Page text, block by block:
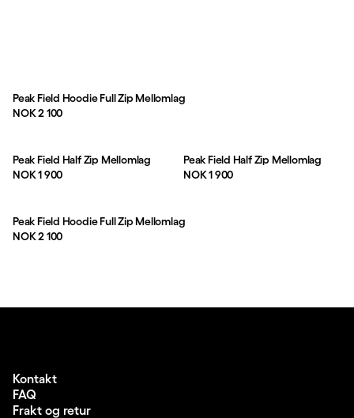
Peak Field Hoodie Full Zip Mellomlag
Pris:
NOK 2 100
Peak Field Half Zip Mellomlag
Pris:
NOK 1 900
Peak Field Half Zip Mellomlag
Pris:
NOK 1 900
Peak Field Hoodie Full Zip Mellomlag
Pris:
NOK 2 100
Kontakt
FAQ
Frakt og retur